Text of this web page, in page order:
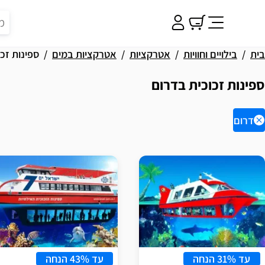
בית בילויים וחוויות אטרקציות אטרקציות במים ספינות
ספינות זכוכית בדרום
דרום
תוצאות
עד 31% הנחה עד 43% הנחה